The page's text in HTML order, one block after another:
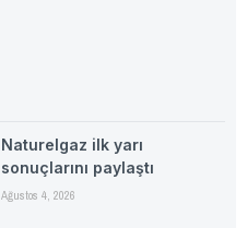
Naturelgaz ilk yarı
sonuçlarını paylaştı
Ağustos 4, 2026